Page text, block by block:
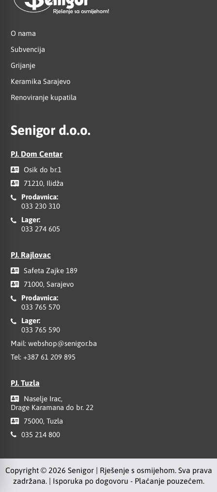
O nama
Subvencija
Grijanje
Keramika Sarajevo
Renoviranje kupatila
Senigor d.o.o.
PJ. Dom Centar
Osik do br.1
71210, Ilidža
Prodavnica:
033 230 310
Lager:
033 274 605
PJ. Rajlovac
Safeta Zajke 189
71000, Sarajevo
Prodavnica:
033 765 570
Lager:
033 765 590
Mail: webshop@senigor.ba
Tel: +387 61 209 895
PJ. Tuzla
Naselje Irac,
Drage Karamana do br. 22
75000, Tuzla
035 214 800
Copyright © 2026 Senigor | Rješenje s osmijehom. Sva prava
zadržana. | Isporuka po dogovoru - Plaćanje pouzećem.